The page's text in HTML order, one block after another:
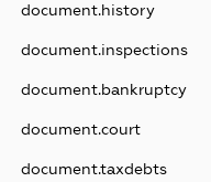
document.history
document.inspections
document.bankruptcy
document.court
document.taxdebts